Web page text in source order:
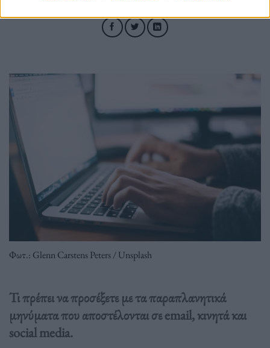
Φωτ.: Glenn Carstens Peters / Unsplash
Τι πρέπει να προσέξετε με τα παραπλανητικά
μηνύματα που αποστέλονται σε email, κινητά και
social media.